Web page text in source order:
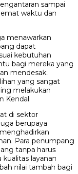
sampai
waktu dan
menawarkan
dapat
kebutuhan
bagi mereka yang
mendesak.
yang sangat
melakukan
Kendal.
di sektor
berupaya
Para penumpang
tanpa harus
layanan
nilai tambah bagi